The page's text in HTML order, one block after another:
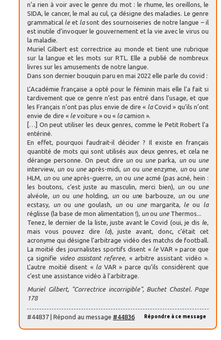
n’a rien à voir avec le genre du mot : le rhume, les oreillons, le
SIDA, le cancer, le mal au cul, ça désigne des maladies. Le genre
grammatical leet lasont des sournoiseries de notre langue – il
est inutile d’invoquer le gouvernement et la vie avec le virus ou
la maladie.
Muriel Gilbert est correctrice au monde et tient une rubrique
sur la langue et les mots sur RTL. Elle a publié de nombreux
livres sur les amusements de notre langue.
Dans son dernier bouquin paru en mai 2022 elle parle du covid :
L’Académie française a opté pour le féminin mais elle l’a fait si
tardivement que ce genre n’est pas entré dans l’usage, et que
les Français n’ont pas plus envie de dire « laCovid » qu’ils n’ont
envie de dire « levoiture » ou « lacamion ».
[…] On peut utiliser les deux genres, comme le Petit Robert l’a
entériné.
En effet, pourquoi faudrait-il décider ? Il existe en français
quantité de mots qui sont utilisés aux deux genres, et cela ne
dérange personne. On peut dire unou uneparka, unou une
interview, unou uneaprès-midi, unou uneenzyme, unou une
HLM, unou uneaprès-guerre, unou uneacmé (pas acné, hein :
les boutons, c’est juste au masculin, merci bien), unou une
alvéole, unou uneholding, unou une barbouze, unou une
ecstasy, unou unegoulash, unou unemargarita, leou la
réglisse (la base de mon alimentation !), unou uneThermos...
Tenez, le dernier de la liste, juste avant le Covid (oui, je dis le,
mais vous pouvez dire la), juste avant, donc, c’était cet
acronyme qui désigne l’arbitrage vidéo des matchs de football.
La moitié des journalistes sportifs disent « leVAR » parce que
ça signifie video assistant referee, « arbitre assistant vidéo ».
L’autre moitié disent « laVAR » parce qu’ils considèrent que
c’est une assistance vidéo à l’arbitrage.
Muriel Gilbert, "Correctrice incorrigible", Buchet Chastel. Page
178
Répondre à ce message
#44837 | Répond au message #44836